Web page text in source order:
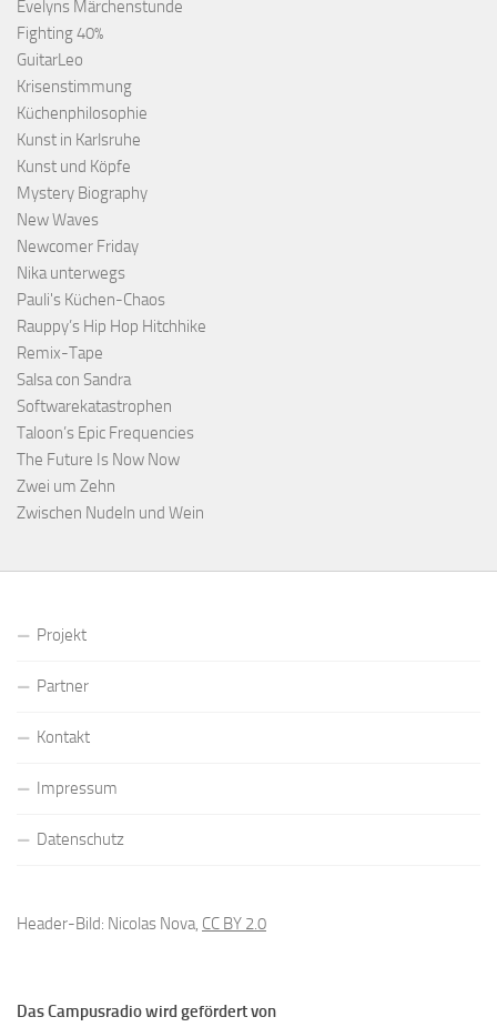
Evelyns Märchenstunde
Fighting 40%
GuitarLeo
Krisenstimmung
Küchenphilosophie
Kunst in Karlsruhe
Kunst und Köpfe
Mystery Biography
New Waves
Newcomer Friday
Nika unterwegs
Pauli's Küchen-Chaos
Rauppy’s Hip Hop Hitchhike
Remix-Tape
Salsa con Sandra
Softwarekatastrophen
Taloon’s Epic Frequencies
The Future Is Now Now
Zwei um Zehn
Zwischen Nudeln und Wein
Projekt
Partner
Kontakt
Impressum
Datenschutz
Header-Bild: Nicolas Nova, CC BY 2.0
Das Campusradio wird gefördert von